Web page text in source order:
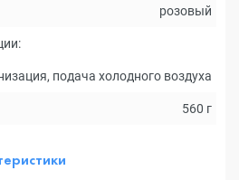
розовый
подача холодного воздуха
560 г